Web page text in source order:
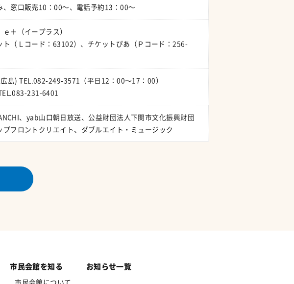
窓口販売10：00～、電話予約13：00～
＋（イープラス）
ト（Ｌコード：63102）、チケットぴあ（Ｐコード：256-
島) TEL.082-249-3571（平日12：00～17：00）
231-6401
、yab山口朝日放送、公益財団法人下関市文化振興財団
プフロントクリエイト、ダブルエイト・ミュージック
市民会館を知る
市民会館について
お知らせ一覧